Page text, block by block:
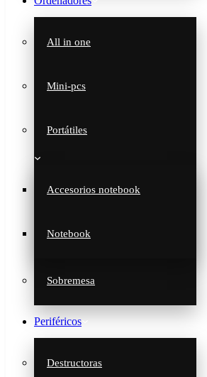
All in one
Mini-pcs
Portátiles
Accesorios notebook
Notebook
Sobremesa
Periféricos
Destructoras